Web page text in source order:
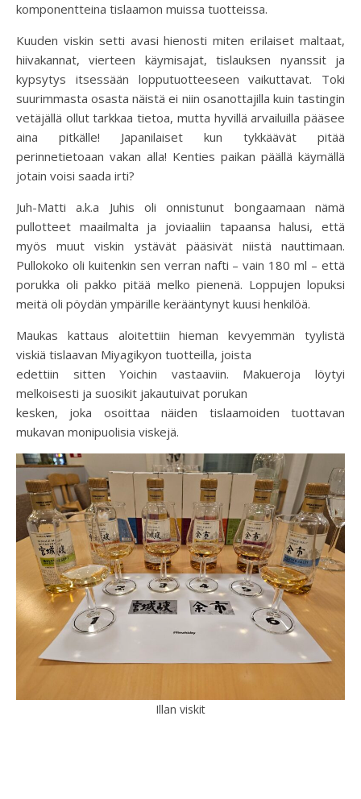
komponentteina tislaamon muissa tuotteissa.
Kuuden viskin setti avasi hienosti miten erilaiset maltaat,
hiivakannat, vierteen käymisajat, tislauksen nyanssit ja
kypsytys itsessään lopputuotteeseen vaikuttavat. Toki
suurimmasta osasta näistä ei niin osanottajilla kuin tastingin
vetäjällä ollut tarkkaa tietoa, mutta hyvillä arvailuilla pääsee
aina pitkälle! Japanilaiset kun tykkäävät pitää
perinnetietoaan vakan alla! Kenties paikan päällä käymällä
jotain voisi saada irti?
Juh-Matti a.k.a Juhis oli onnistunut bongaamaan nämä
pullotteet maailmalta ja joviaaliin tapaansa halusi, että
myös muut viskin ystävät pääsivät niistä nauttimaan.
Pullokoko oli kuitenkin sen verran nafti – vain 180 ml – että
porukka oli pakko pitää melko pienenä. Loppujen lopuksi
meitä oli pöydän ympärille kerääntynyt kuusi henkilöä.
Maukas kattaus aloitettiin hieman kevyemmän tyylistä
viskiä tislaavan Miyagikyon tuotteilla, joista
edettiin sitten Yoichin vastaaviin. Makueroja löytyi
melkoisesti ja suosikit jakautuivat porukan
kesken, joka osoittaa näiden tislaamoiden tuottavan
mukavan monipuolisia viskejä.
Illan viskit